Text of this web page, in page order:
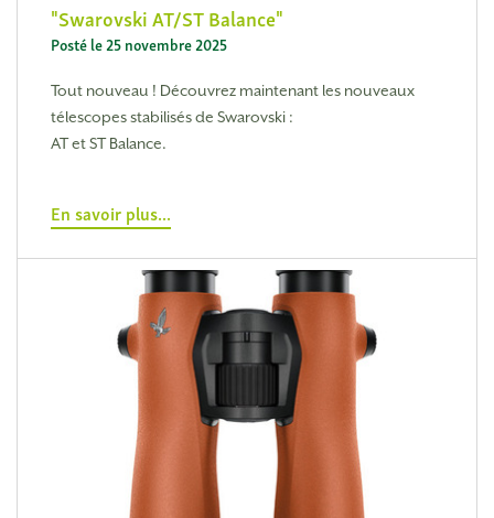
Swarovski AT/ST Balance
Posté le 25 novembre 2025
Tout nouveau ! Découvrez maintenant les nouveaux
télescopes stabilisés de Swarovski :
AT et ST Balance.
En savoir plus...